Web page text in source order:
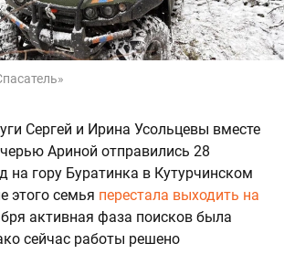
Сергей и Ирина Усольцевы вместе
Ариной отправились 28
на гору Буратинка в Кутурчинском
этого семья перестала выходить на
активная фаза поисков была
сейчас работы решено